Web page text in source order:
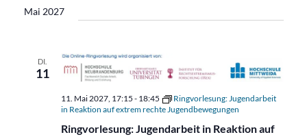
wählen.
Mai 2027
DI.
11
Ringvorlesung: Jugendarbeit in Reaktion auf
11. Mai 2027, 17:15 - 18:45
Ringvorlesung: Jugendarbeit
in Reaktion auf extrem rechte Jugendbewegungen